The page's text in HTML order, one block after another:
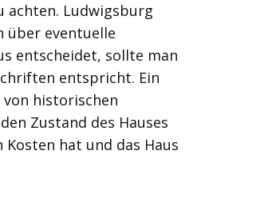
achten. Ludwigsburg
über eventuelle
entscheidet, sollte man
entspricht. Ein
historischen
Zustand des Hauses
hat und das Haus